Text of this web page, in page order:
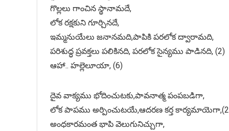
గొల్లలు గాంచిన స్థానామదే,
లోక రక్షకుని గూర్చినదే,
ఇమ్మనుయేలు జనానమది,పాపికి పరలోక ద్వారామది,
పరిశుద్ధ ప్రవక్తలు పలికినది, పరలోక సైన్యము పాడినది, (2)
ఆహా.. హల్లెలూయా, (6)
దైవ వాక్యము భోదించుటకు,పావనాత్మ పంపబడిగా,
లోక పాపము అర్పించుటయే,ఆదరణ కర్త
అంధకారమంత భాపి వెలుగునిచ్చుగా,